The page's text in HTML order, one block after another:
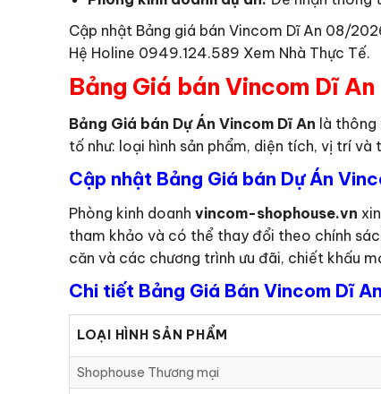
Cập nhật Bảng giá bán Vincom Dĩ An 08/
Hệ Holine 0949.124.589 Xem Nhà Thực Tế.
Bảng Giá bán Vincom Dĩ An
Bảng Giá bán Dự Án Vincom Dĩ An là thông
tố như: loại hình sản phẩm, diện tích, vị trí
Cập nhật Bảng Giá bán Dự Án
Phòng kinh doanh vincom-shophouse.vn
tham khảo và có thể thay đổi theo chính
căn và các chương trình ưu đãi, chiết khấu
Chi tiết Bảng Giá Bán Vincom Dĩ
LOẠI HÌNH SẢN PHẨM
Shophouse Thương mại